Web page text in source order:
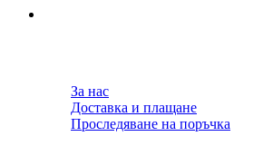
За нас
Доставка и плащане
Проследяване на поръчка